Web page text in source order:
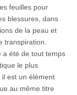
feuilles pour
blessures, dans
de la peau et
transpiration.
a été de tout temps
le plus
il est un élément
au même titre